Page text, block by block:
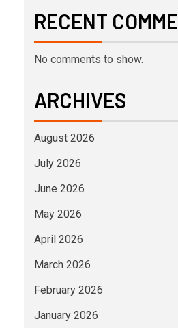
RECENT
No comments to show.
ARCHIVES
August 2026
July 2026
June 2026
May 2026
April 2026
March 2026
February 2026
January 2026